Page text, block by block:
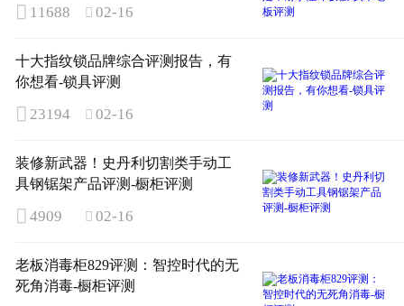
 11688  02-16
十大指纹锁品牌综合评测报告，有
你想看-锁具评测
 23194  02-16
装修新武器！史丹利切割类手动工
具钢锯架产品评测-橱柜评测
 4909  02-16
老板消毒柜829评测：智控时代的无
死角消毒-橱柜评测